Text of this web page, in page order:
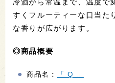
冷酒から常温まで、温度で
すくフルーティーな口当た
な香りが広がります。
◎商品概要
商品名：
「 Q 」